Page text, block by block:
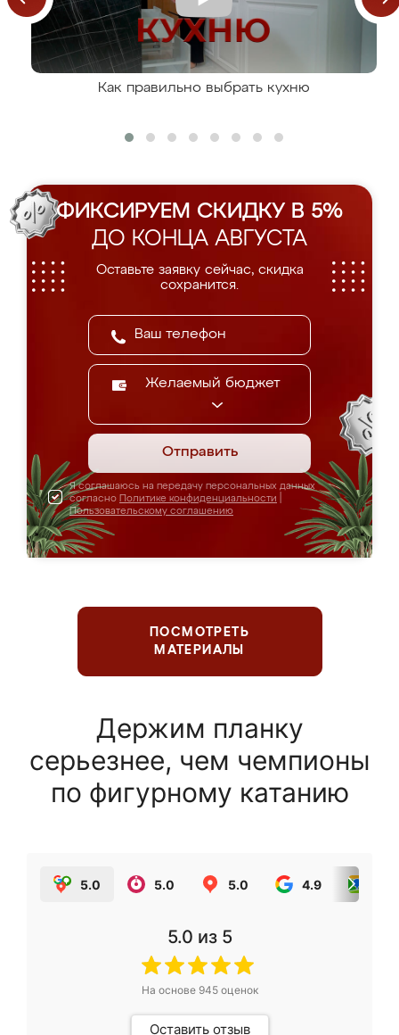
Как правильно выбрать кухню
ФИКСИРУЕМ СКИДКУ В 5%
ДО КОНЦА АВГУСТА
Оставьте заявку сейчас, скидка
сохранится.
Желаемый бюджет
Отправить
Я соглашаюсь на передачу персональных данных
согласно Политике конфиденциальности
Пользовательскому соглашению
ПОСМОТРЕТЬ
МАТЕРИАЛЫ
Держим планку
серьезнее, чем чемпионы
по фигурному катанию
5.0 5.0 5.0 4.9
5.0 из 5
На основе 945оценок
Оставить отзыв